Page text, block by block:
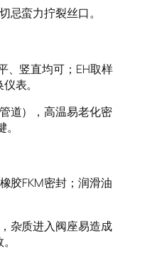
忌蛮力拧裂丝口。
、竖直均可；EH取样
表。
道），高温易老化密
胶FKM密封；润滑油
杂质进入阀座易造成